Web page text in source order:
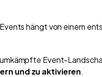
hängt von einem
Event-
und zu aktivieren.